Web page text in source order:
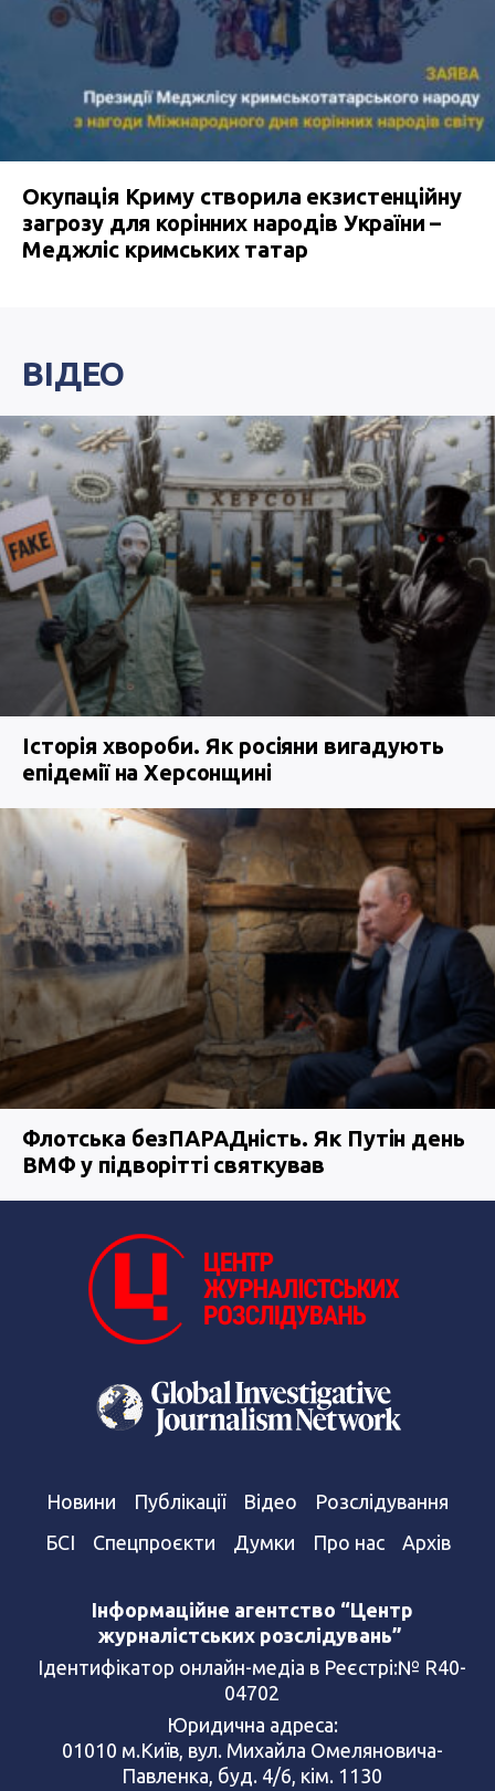
Окупація Криму створила екзистенційну
загрозу для корінних народів України –
Меджліс кримських татар
ВІДЕО
Історія хвороби. Як росіяни вигадують
епідемії на Херсонщині
Флотська безПАРАДність. Як Путін день
ВМФ у підворітті святкував
Новини Публікації Відео
Розслідування
БСІ
Спецпроєкти Думки Про нас Архів
Інформаційне агентство “Центр
журналістських розслідувань”
Ідентифікатор онлайн-медіа в Реєстрі:№ R40-
04702
Юридична адреса:
01010 м.Київ, вул. Михайла Омеляновича-
Павленка, буд. 4/6, кім. 1130